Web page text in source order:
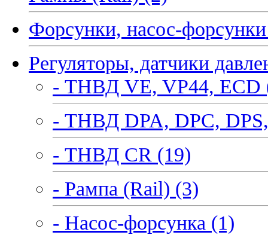
Форсунки, насос-
Регуляторы, датчики
- ТНВД VE, VP44, ECD
- ТНВД DPA, DPC,
- ТНВД CR (19)
- Рампа (Rail) (3)
- Насос-форсунка (1)